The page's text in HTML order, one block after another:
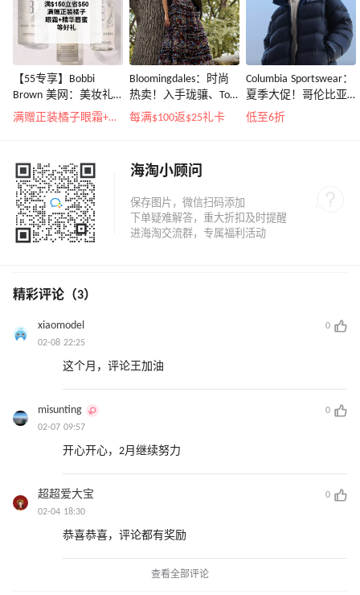
【55专享】Bobbi
Brown 美网：美妆礼
遇！满$150立省$50
满赠正装橘子眼霜+精华唇蜜等好礼
Bloomingdales：时尚
热卖！入手珑骧、Tory
Burch、拉夫劳伦等
每满$100返$25礼卡
Columbia Sportswear：
夏季大促！哥伦比亚
运动热卖
低至6折
海淘小顾问
精彩评论（3）
xiaomodel
0
02-08 22:25
这个月，评论王加油
misunting
0
02-07 09:57
开心开心，2月继续努力
超超爱大宝
0
02-04 18:30
恭喜恭喜，评论都有奖励
查看全部评论